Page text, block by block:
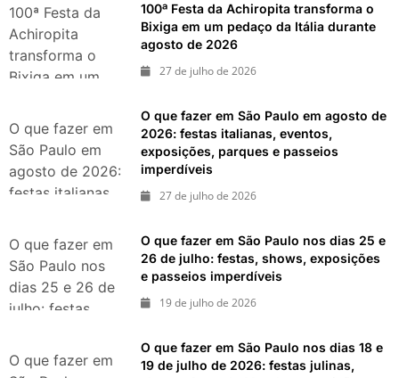
dias 8 e 9 de
agosto de 2026
100ª Festa da
Achiropita
transforma o
Bixiga em um
durante agosto
de 2026
100ª Festa da Achiropita transforma o
Bixiga em um pedaço da Itália durante
agosto de 2026
27 de julho de 2026
O que fazer em
São Paulo em
agosto de 2026:
festas italianas,
exposições,
parques e
passeios
imperdíveis
O que fazer em São Paulo em agosto de
2026: festas italianas, eventos,
exposições, parques e passeios
imperdíveis
27 de julho de 2026
O que fazer em
São Paulo nos
dias 25 e 26 de
julho: festas,
exposições e
passeios
O que fazer em São Paulo nos dias 25 e
26 de julho: festas, shows, exposições
e passeios imperdíveis
19 de julho de 2026
O que fazer em
O que fazer em São Paulo nos dias 18 e
19 de julho de 2026: festas julinas,